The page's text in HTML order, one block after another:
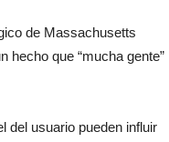
de Massachusetts
hecho que “mucha gente”
del usuario pueden influir